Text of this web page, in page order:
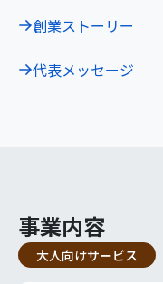
創業ストーリー
代表メッセージ
事業内容
大人向けサービス